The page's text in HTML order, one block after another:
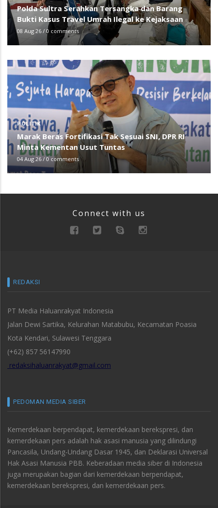
Polda Sultra Serahkan Tersangka dan Barang
Bukti Kasus Travel Umrah Ilegal ke Kejaksaan
08 Aug 26 / 0 comments
POLITIK
Marak Beras Fortifikasi Tak Sesuai SNI, DPR RI
Minta Kementan Usut Tuntas
04 Aug 26 / 0 comments
Connect with us
REDAKSI
PT Media Haluanrakyat Indonesia
Jalan Dewi Sartika, Kelurahan Matabubu, Kecamatan Poasia
Kota Kendari, Sulawesi Tenggara
(+62) 857 56147990
redaksihaluanrakyat@gmail.com
PEDOMAN MEDIA SIBER
Kemerdekaan berpendapat, kemerdekaan berekspresi, dan
kemerdekaan pers adalah hak asasi manusia yang dilindungi
Pancasila, Undang-Undang Dasar 1945, dan Deklarasi Universal
Hak Asasi Manusia PBB. Keberadaan media siber di Indonesia
juga merupakan bagian dari kemerdekaan berpendapat,
kemerdekaan berekspresi, dan kemerdekaan pers.